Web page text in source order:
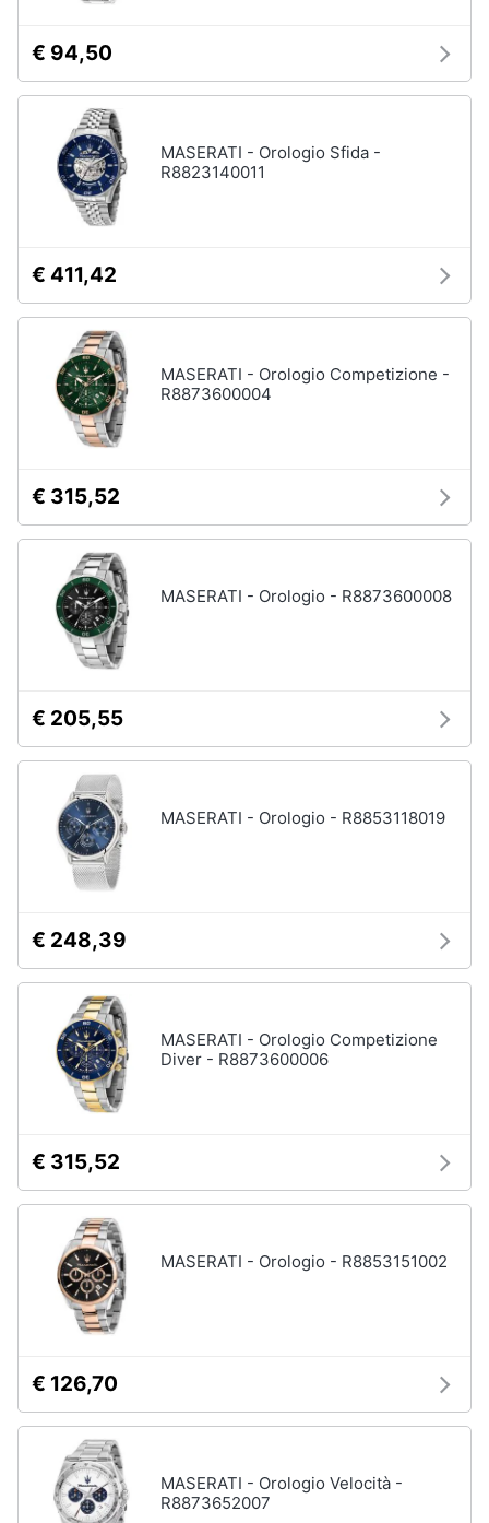
€ 94,50
MASERATI - Orologio Sfida -
R8823140011
€ 411,42
MASERATI - Orologio Competizione -
R8873600004
€ 315,52
MASERATI - Orologio - R8873600008
€ 205,55
MASERATI - Orologio - R8853118019
€ 248,39
MASERATI - Orologio Competizione
Diver - R8873600006
€ 315,52
MASERATI - Orologio - R8853151002
€ 126,70
MASERATI - Orologio Velocità -
R8873652007